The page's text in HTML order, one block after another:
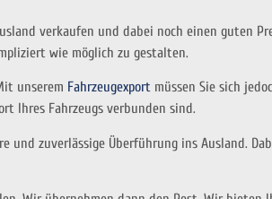
verkaufen und dabei noch einen guten
wie möglich zu gestalten.
unserem Fahrzeugexport müssen Sie sich
Ihres Fahrzeugs verbunden sind.
und zuverlässige Überführung ins Ausland.